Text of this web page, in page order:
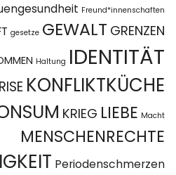
Freund*innenschaften
gesetze GEWALT GRENZEN
Haltung IDENTITÄT
KONFLIKTKÜCHE
KRIEG LIEBE Macht
MENSCHENRECHTE
Periodenschmerzen